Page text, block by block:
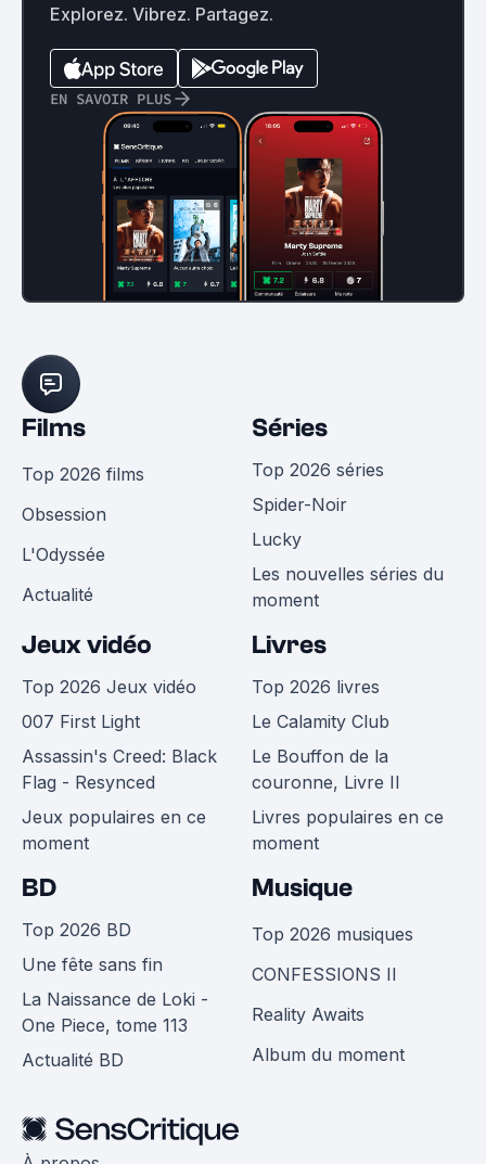
Explorez. Vibrez. Partagez.
EN SAVOIR PLUS
Films
Top 2026 films
Obsession
L'Odyssée
Actualité
Séries
Top 2026 séries
Spider-Noir
Lucky
Les nouvelles séries du
moment
Jeux vidéo
Top 2026 Jeux vidéo
007 First Light
Assassin's Creed: Black
Flag - Resynced
Jeux populaires en ce
moment
Livres
Top 2026 livres
Le Calamity Club
Le Bouffon de la
couronne, Livre II
Livres populaires en ce
moment
BD
Top 2026 BD
Une fête sans fin
La Naissance de Loki -
One Piece, tome 113
Actualité BD
Musique
Top 2026 musiques
CONFESSIONS II
Reality Awaits
Album du moment